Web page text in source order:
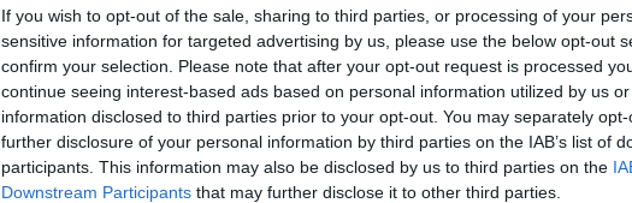
If you wish to opt-out of the sale, sharing to third parties, or processing of your
sensitive information for targeted advertising by us, please use the below opt-out
confirm your selection. Please note that after your opt-out request is processed
continue seeing interest-based ads based on personal information utilized by us
information disclosed to third parties prior to your opt-out. You may separately
further disclosure of your personal information by third parties on the IAB’s list of
participants. This information may also be disclosed by us to third parties on the
Downstream Participants that may further disclose it to other third parties.
Presidenza. Arriva anche l'interrogazione al Senato di Matteoli
VENERDÌ02 AGOSTO 2024ORE 20:00
Sms Operations, accordo in Regione
Firmato l'accordo fra azienda e sindacati per gli stipendi e per il ricorso